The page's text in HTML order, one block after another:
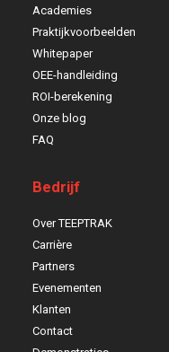
Academies
Praktijkvoorbeelden
Whitepaper
OEE-handleiding
ROI-berekening
Onze blog
FAQ
Bedrijf
Over TEEPTRAK
Carrière
Partners
Evenementen
Klanten
Contact